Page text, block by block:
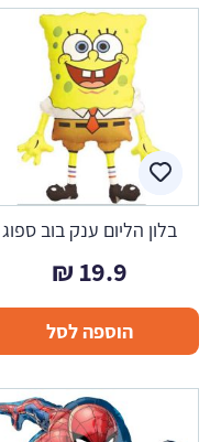
בלון הליום ענק בוב ספוג
19.9
₪
הוספה לסל